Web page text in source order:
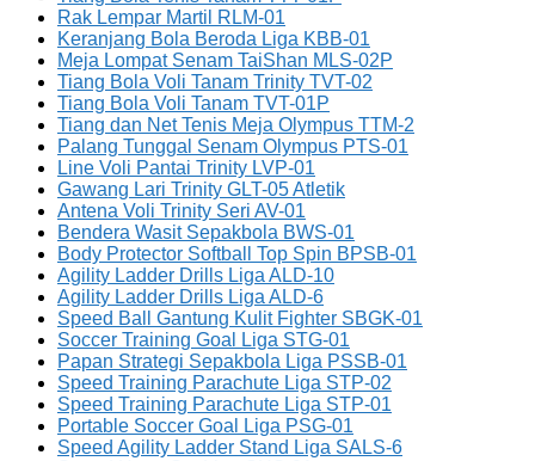
Rak Lempar Martil RLM-01
Keranjang Bola Beroda Liga KBB-01
Meja Lompat Senam TaiShan MLS-02P
Tiang Bola Voli Tanam Trinity TVT-02
Tiang Bola Voli Tanam TVT-01P
Tiang dan Net Tenis Meja Olympus TTM-2
Palang Tunggal Senam Olympus PTS-01
Line Voli Pantai Trinity LVP-01
Gawang Lari Trinity GLT-05 Atletik
Antena Voli Trinity Seri AV-01
Bendera Wasit Sepakbola BWS-01
Body Protector Softball Top Spin BPSB-01
Agility Ladder Drills Liga ALD-10
Agility Ladder Drills Liga ALD-6
Speed Ball Gantung Kulit Fighter SBGK-01
Soccer Training Goal Liga STG-01
Papan Strategi Sepakbola Liga PSSB-01
Speed Training Parachute Liga STP-02
Speed Training Parachute Liga STP-01
Portable Soccer Goal Liga PSG-01
Speed Agility Ladder Stand Liga SALS-6